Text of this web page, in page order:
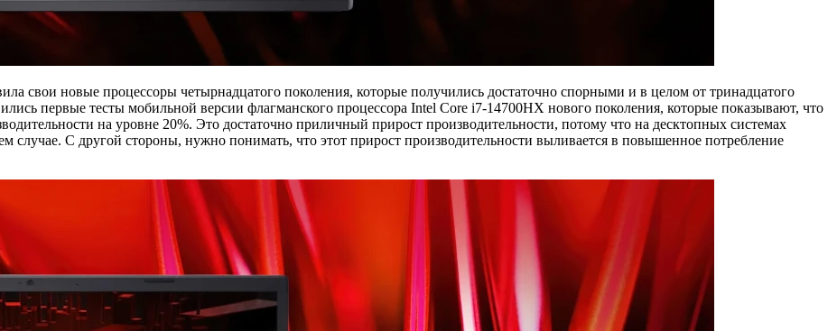
свои новые процессоры четырнадцатого поколения, которые получились достаточно спорными и в целом от тринадцатого
первые тесты мобильной версии флагманского процессора Intel Core i7-14700HX нового поколения, которые показывают, что
на уровне 20%. Это достаточно приличный прирост производительности, потому что на десктопных системах
случае. С другой стороны, нужно понимать, что этот прирост производительности выливается в повышенное потребление